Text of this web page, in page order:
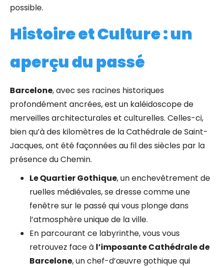
possible.
Histoire et Culture : un
aperçu du passé
Barcelone, avec ses racines historiques
profondément ancrées, est un kaléidoscope de
merveilles architecturales et culturelles. Celles-ci,
bien qu’à des kilomètres de la Cathédrale de Saint-
Jacques, ont été façonnées au fil des siècles par la
présence du Chemin.
Le Quartier Gothique, un enchevêtrement de
ruelles médiévales, se dresse comme une
fenêtre sur le passé qui vous plonge dans
l’atmosphère unique de la ville.
En parcourant ce labyrinthe, vous vous
retrouvez face à l’imposante Cathédrale de
Barcelone, un chef-d’œuvre gothique qui